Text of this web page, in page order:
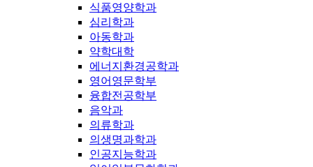
식품영양학과
심리학과
아동학과
약학대학
에너지환경공학과
영어영문학부
융합전공학부
음악과
의류학과
의생명과학과
인공지능학과